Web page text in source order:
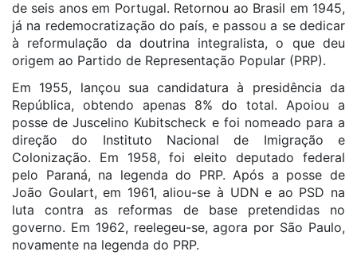
de seis anos em Portugal. Retornou ao Brasil em 1945,
já na redemocratização do país, e passou a se dedicar
à reformulação da doutrina integralista, o que deu
origem ao Partido de Representação Popular (PRP).
Em 1955, lançou sua candidatura à presidência da
República, obtendo apenas 8% do total. Apoiou a
posse de Juscelino Kubitscheck e foi nomeado para a
direção do Instituto Nacional de Imigração e
Colonização. Em 1958, foi eleito deputado federal
pelo Paraná, na legenda do PRP. Após a posse de
João Goulart, em 1961, aliou-se à UDN e ao PSD na
luta contra as reformas de base pretendidas no
governo. Em 1962, reelegeu-se, agora por São Paulo,
novamente na legenda do PRP.